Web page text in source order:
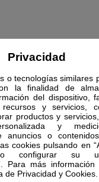
Privacidad
o tecnologías similares
la finalidad de
del dispositivo,
y servicios,
productos y
y
anuncios o
cookies pulsando en
o configurar su
Para más información
de Privacidad y Cookies.
Inicio
Empresa
Servicios